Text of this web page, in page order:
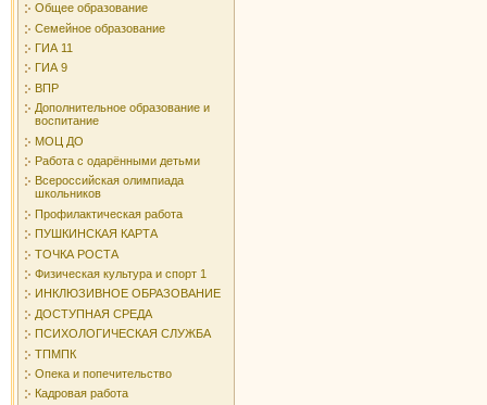
Общее образование
Семейное образование
ГИА 11
ГИА 9
ВПР
Дополнительное образование и
воспитание
МОЦ ДО
Работа с одарёнными детьми
Всероссийская олимпиада
школьников
Профилактическая работа
ПУШКИНСКАЯ КАРТА
ТОЧКА РОСТА
Физическая культура и спорт 1
ИНКЛЮЗИВНОЕ ОБРАЗОВАНИЕ
ДОСТУПНАЯ СРЕДА
ПСИХОЛОГИЧЕСКАЯ СЛУЖБА
ТПМПК
Опека и попечительство
Кадровая работа